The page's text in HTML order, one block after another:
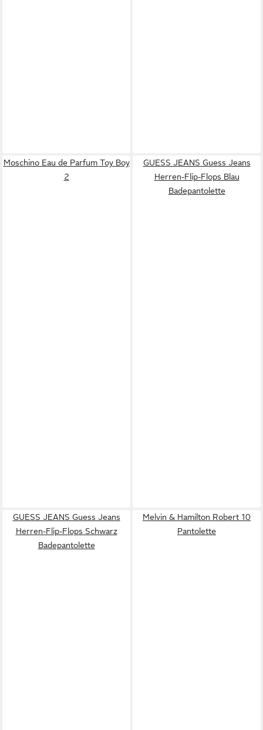
Moschino Eau de Parfum Toy Boy
2
GUESS JEANS Guess Jeans
Herren-Flip-Flops Blau
Badepantolette
GUESS JEANS Guess Jeans
Herren-Flip-Flops Schwarz
Badepantolette
Melvin & Hamilton Robert 10
Pantolette